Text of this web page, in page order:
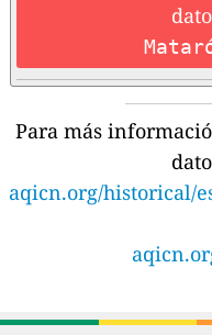
Para más
aqicn.org/historical/